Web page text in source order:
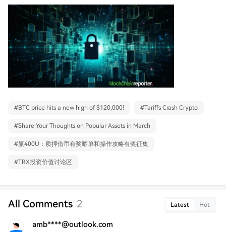
#BTC price hits a new high of $120,000! #Tariffs Crash Crypto
#Share Your Thoughts on Popular Assets in March
#赢400U：质押借币有奖晒单和操作攻略有奖征集
#TRX投资价值讨论区
All Comments 2 Latest Hot
amb****@outlook.com